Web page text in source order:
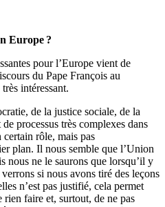
Europe ?
pour l’Europe vient de
du Pape François au
intéressant.
de la justice sociale, de la
processus très complexes dans
rôle, mais pas
plan. Il nous semble que l’Union
nous ne le saurons que lorsqu’il y
si nous avons tiré des leçons
n’est pas justifié, cela permet
rien faire et, surtout, de ne pas